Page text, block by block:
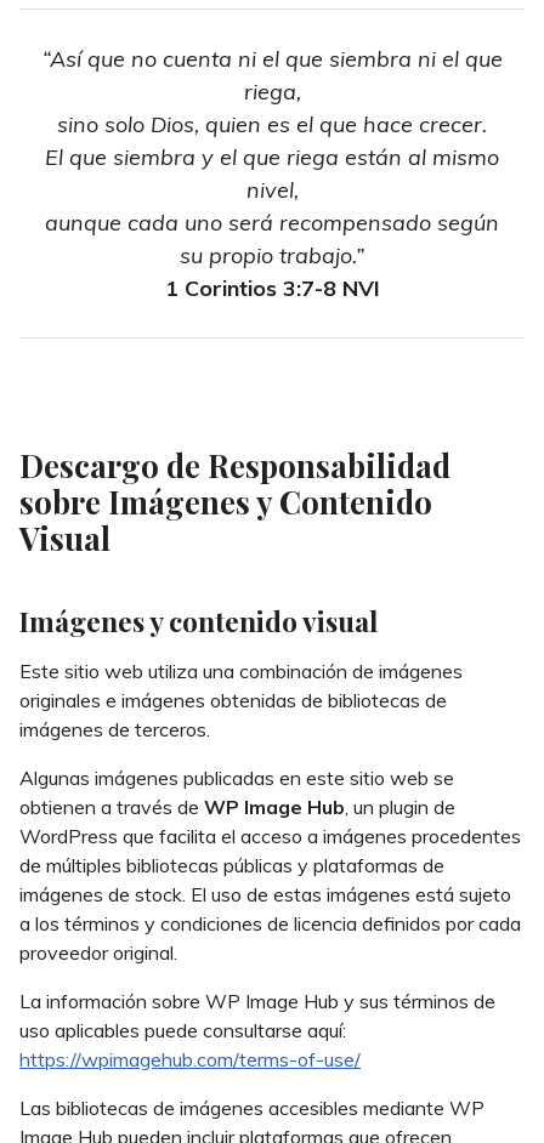
“Así que no cuenta ni el que siembra ni el que
riega,
sino solo Dios, quien es el que hace crecer.
El que siembra y el que riega están al mismo
nivel,
aunque cada uno será recompensado según
su propio trabajo.”
1 Corintios 3:7-8 NVI
Descargo de Responsabilidad
sobre Imágenes y Contenido
Visual
Imágenes y contenido visual
Este sitio web utiliza una combinación de imágenes
originales e imágenes obtenidas de bibliotecas de
imágenes de terceros.
Algunas imágenes publicadas en este sitio web se
obtienen a través de WP Image Hub, un plugin de
WordPress que facilita el acceso a imágenes procedentes
de múltiples bibliotecas públicas y plataformas de
imágenes de stock. El uso de estas imágenes está sujeto
a los términos y condiciones de licencia definidos por cada
proveedor original.
La información sobre WP Image Hub y sus términos de
uso aplicables puede consultarse aquí:
https://wpimagehub.com/terms-of-use/
Las bibliotecas de imágenes accesibles mediante WP
Image Hub pueden incluir plataformas que ofrecen